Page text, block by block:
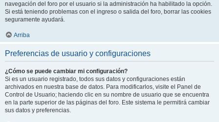
navegación del foro por el usuario si la administración ha habilitado la opción.
Si está teniendo problemas con el ingreso o salida del foro, borrar las cookies
seguramente ayudará.
Arriba
Preferencias de usuario y configuraciones
¿Cómo se puede cambiar mi configuración?
Si es un usuario registrado, todos sus datos y configuraciones están
archivados en nuestra base de datos. Para modificarlos, visite el Panel de
Control de Usuario; haciendo clic en su nombre de usuario que se encuentra
en la parte superior de las páginas del foro. Este sistema le permitirá cambiar
sus datos y preferencias.